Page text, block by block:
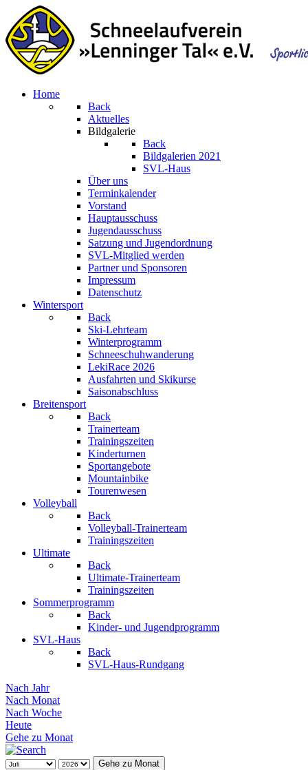
Home
Back
Aktuelles
Bildgalerie
Back
Bildgalerien 2021
SVL-Haus
Über uns
Terminkalender
Vorstand
Hauptausschuss
Jugendausschuss
Satzung und Jugendordnung
SVL-Mitglied werden
Partner und Sponsoren
Impressum
Datenschutz
Wintersport
Back
Ski-Lehrteam
Winterprogramm
Schneeschuhwanderung
LekiRace 2026
Ausfahrten und Skikurse
Saisonabschluss
Breitensport
Back
Trainerteam
Trainingszeiten
Kinderturnen
Sportangebote
Mountainbike
Tourenwesen
Volleyball
Back
Volleyball-Trainerteam
Trainingszeiten
Ultimate
Back
Ultimate-Trainerteam
Trainingszeiten
Sommerprogramm
Back
Kinder- und Jugendprogramm
SVL-Haus
Back
SVL-Haus-Rundgang
Nach Jahr
Nach Monat
Nach Woche
Heute
Gehe zu Monat
Gehe zu Monat